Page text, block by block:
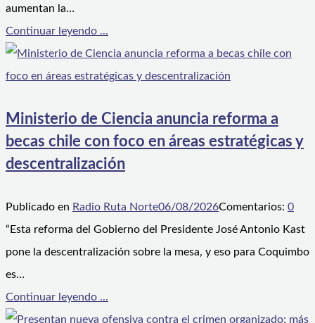
aumentan la…
Continuar leyendo ...
Ministerio de Ciencia anuncia reforma a
becas chile con foco en áreas estratégicas y
descentralización
Publicado en Radio Ruta Norte06/08/2026Comentarios: 0
“Esta reforma del Gobierno del Presidente José Antonio Kast
pone la descentralización sobre la mesa, y eso para Coquimbo
es…
Continuar leyendo ...